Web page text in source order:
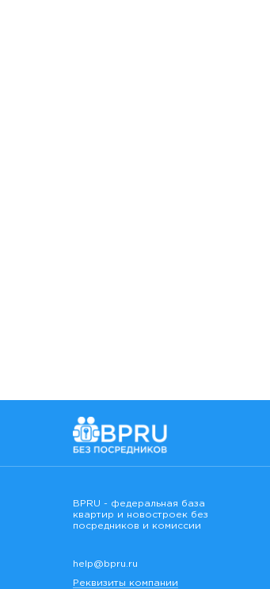
BPRU - федеральная база
квартир и новостроек без
посредников и комиссии
help@bpru.ru
Реквизиты компании